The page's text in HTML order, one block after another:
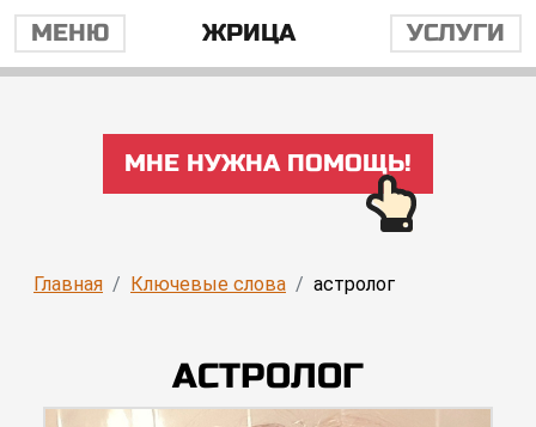
МЕНЮ ЖРИЦА УСЛУГИ
МНЕ НУЖНА ПОМОЩЬ!
Главная Ключевые слова астролог
АСТРОЛОГ